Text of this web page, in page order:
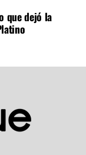
que dejó la